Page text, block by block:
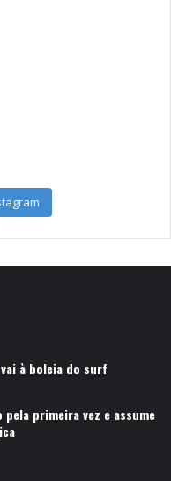
à boleia do surf
primeira vez e assume